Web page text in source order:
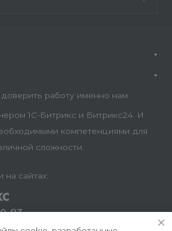
работу именно нам
1С-Битрикс и Битрикс24. И
компетенциями для
сложности.
сайтах:
83